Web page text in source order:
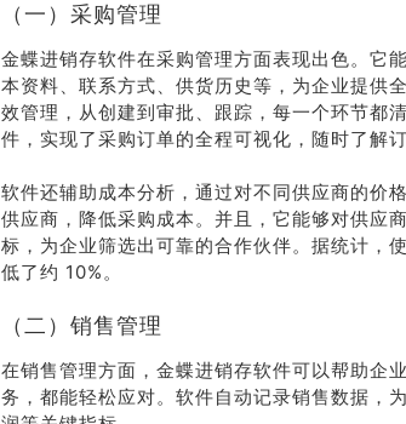
（一）采购管理
金蝶进销存软件在采购管理方面表现出色。它
本资料、联系方式、供货历史等，为企业提供
效管理，从创建到审批、跟踪，每一个环节都
件，实现了采购订单的全程可视化，随时了解订
软件还辅助成本分析，通过对不同供应商的价
供应商，降低采购成本。并且，它能够对供应
标，为企业筛选出可靠的合作伙伴。据统计，
低了约 10%。
（二）销售管理
在销售管理方面，金蝶进销存软件可以帮助企
务，都能轻松应对。软件自动记录销售数据，